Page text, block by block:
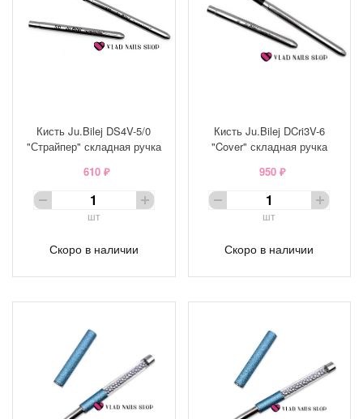
Кисть Ju.Bilej DS4V-5/0
"Страйпер" складная ручка
610 ₽
шт
Скоро в наличии
Кисть Ju.Bilej DCri3V-6
"Cover" складная ручка
950 ₽
шт
Скоро в наличии